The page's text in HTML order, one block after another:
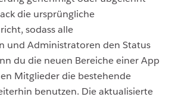
die ursprüngliche
sodass alle
und Administratoren den Status
du die neuen Bereiche einer App
Mitglieder die bestehende
benutzen. Die aktualisierte